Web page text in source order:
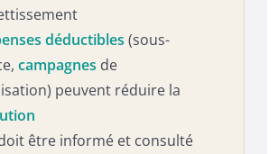
déductibles (sous-
campagnes de
peuvent réduire la
être informé et consulté